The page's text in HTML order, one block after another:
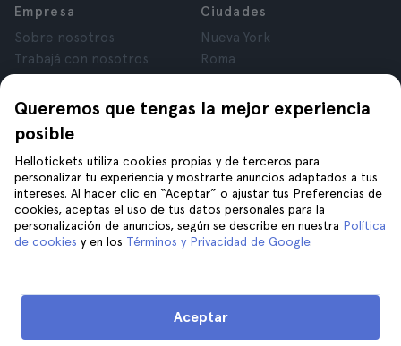
Queremos que tengas la mejor experiencia
posible
Hellotickets utiliza cookies propias y de terceros para
personalizar tu experiencia y mostrarte anuncios adaptados a tus
intereses. Al hacer clic en “Aceptar” o ajustar tus Preferencias de
cookies, aceptas el uso de tus datos personales para la
personalización de anuncios, según se describe en nuestra Política
de cookies y en los Términos y Privacidad de Google.
Aceptar
Empresa
Sobre nosotros
Trabajá con nosotros
Opiniones
Privacidad
Términos y Condiciones
Aviso Legal
Cookies
Ciudades
Nueva York
Roma
Londres
Granada
Tenerife
Ayuda
Unite a nosotros en